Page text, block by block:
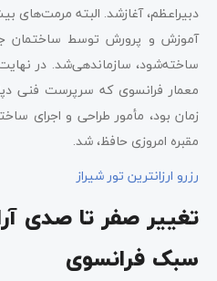
دبیراعظم، آغازشد. البته مرمت‌های
ساخته‌شود، سازماندهی‌شد. در
معمار فرانسوی که سرپرست فنی
زمان بود، مأمور طراحی و اجرای
مقبره امروزی حافظ، شد.
رزرو ارزانترین تور شیراز
تغییر صفر تا صدی
سبک فرانسوی